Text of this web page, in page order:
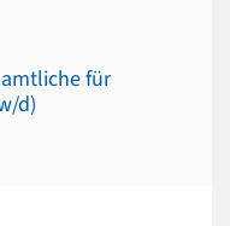
für
d)